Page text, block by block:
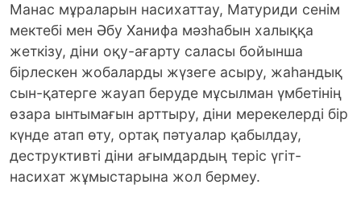
Манас мұраларын насихаттау, Матуриди сенім
мектебі мен Әбу Ханифа мәзһабын халыққа
жеткізу, діни оқу-ағарту саласы бойынша
бірлескен жобаларды жүзеге асыру, жаһандық
сын-қатерге жауап беруде мұсылман үмбетінің
өзара ынтымағын арттыру, діни мерекелерді бір
күнде атап өту, ортақ пәтуалар қабылдау,
деструктивті діни ағымдардың теріс үгіт-
насихат жұмыстарына жол бермеу.